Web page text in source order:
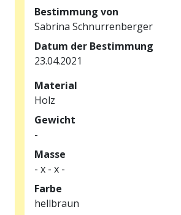
Bestimmung von
Sabrina Schnurrenberger
Datum der Bestimmung
23.04.2021
Material
Holz
Gewicht
-
Masse
- x - x -
Farbe
hellbraun